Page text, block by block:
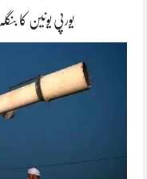
یورپی یونین کا